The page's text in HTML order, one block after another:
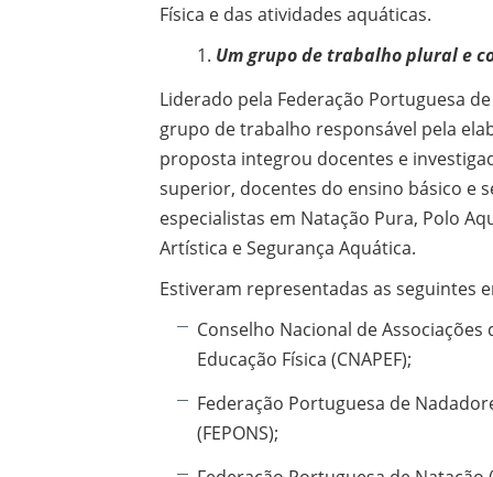
Física e das atividades aquáticas.
Um grupo de trabalho plural e
Liderado pela Federação Portuguesa
grupo de trabalho responsável pela
proposta integrou docentes e
superior, docentes do ensino básico e
especialistas em Natação Pura, Polo
Artística e Segurança Aquática.
Estiveram representadas as seguintes
Conselho Nacional de Associações
Educação Física (CNAPEF);
Federação Portuguesa de
(FEPONS);